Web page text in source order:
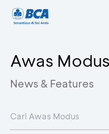
Awas Modus
News & Features